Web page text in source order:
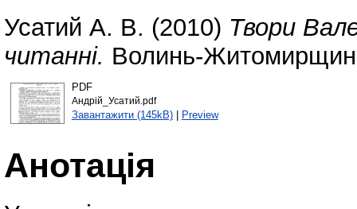
Усатий А. В. (2010) Твори
читанні. Волинь-
PDF
Андрій_Усатий.pdf
Завантажити (145kB)| Preview
Анотація